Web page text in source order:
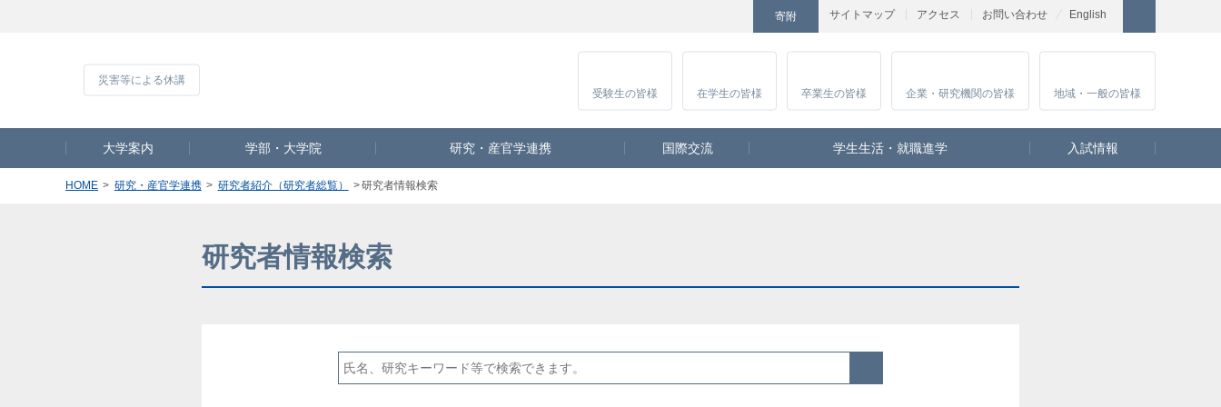
サイトマップ アクセス お問い合わせ
寄附 English
Instagram
受験生の皆様 在学生の皆様 卒業生の皆様 企業・研究機関の皆様 地域・一般の皆様
大学案内 学部・大学院 研究・産官学連携 国際交流 学生生活・就職進学 入試情報
HOME 研究・産官学連携 研究者紹介（研究者総覧） 研究者情報検索
研究者情報検索